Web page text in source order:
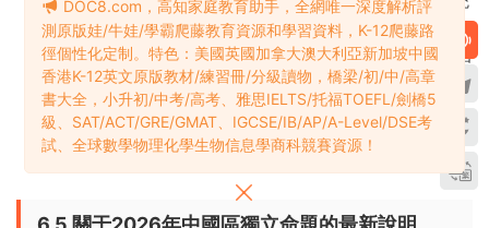
誤差和随機誤差，并提出具體可行的改進方案。
統計檢驗工具：掌握t檢驗、卡方檢驗、Spearman等級相
關的适用場景和計算方法。
刷題直擊：集中刷Paper 5曆年真題，結合合集中的評分
方案（Mark Scheme），重點分析标準答案的邏輯體系
DOC8.com，高知家庭教育助手，全網唯一深度解析評
測原版娃/牛娃/學霸爬藤教育資源和學習資料，K-12爬藤路
徑個性化定制。特色：美國英國加拿大澳大利亞新加坡中國
香港K-12英文原版教材/練習冊/分級讀物，橋梁/初/中/高章
書大全，小升初/中考/高考、雅思IELTS/托福TOEFL/劍橋5
級、SAT/ACT/GRE/GMAT、IGCSE/IB/AP/A-Level/DSE考
試、全球數學物理化學生物信息學商科競賽資源！